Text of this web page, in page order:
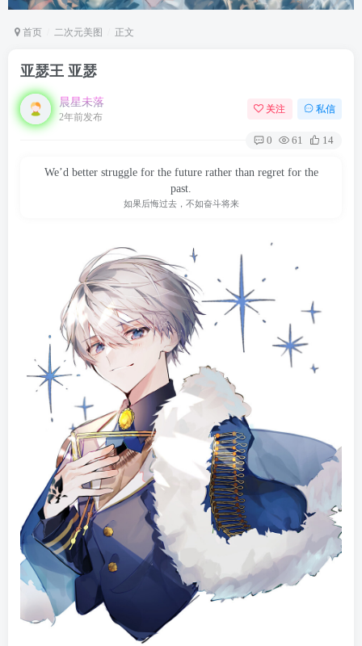
首页 二次元美图 正文
亚瑟王 亚瑟
晨星未落
2年前发布
关注 私信
0 61 14
We’d better struggle for the future rather than regret for the
past.
如果后悔过去，不如奋斗将来